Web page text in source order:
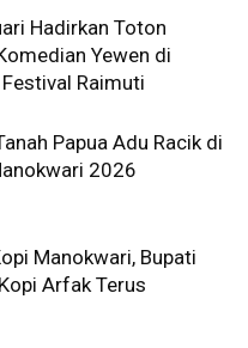
Hadirkan Toton
Yewen di
Raimuti
Papua Adu Racik di
2026
Manokwari, Bupati
Arfak Terus